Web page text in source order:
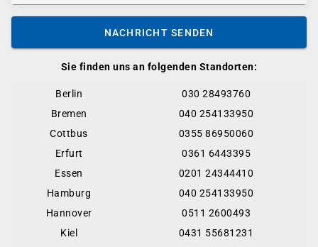
Sie finden uns an folgenden Standorten:
Berlin
030 28493760
Bremen
040 254133950
Cottbus
0355 86950060
Erfurt
0361 6443395
Essen
0201 24344410
Hamburg
040 254133950
Hannover
0511 2600493
Kiel
0431 55681231
NACHRICHT SENDEN